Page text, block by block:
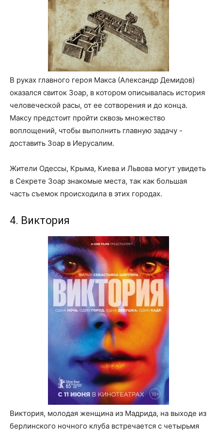
В руках главного героя Макса (Александр Демидов)
оказался свиток Зоар, в котором описывалась история
человеческой расы, от ее сотворения и до конца.
Максу предстоит пройти сквозь множество
воплощений, чтобы выполнить главную задачу -
доставить Зоар в Иерусалим.
Жители Одессы, Крыма, Киева и Львова могут увидеть
в Секрете Зоар знакомые места, так как большая
часть съемок происходила в этих городах.
4. Виктория
Виктория, молодая женщина из Мадрида, на выходе из
берлинского ночного клуба встречается с четырьмя